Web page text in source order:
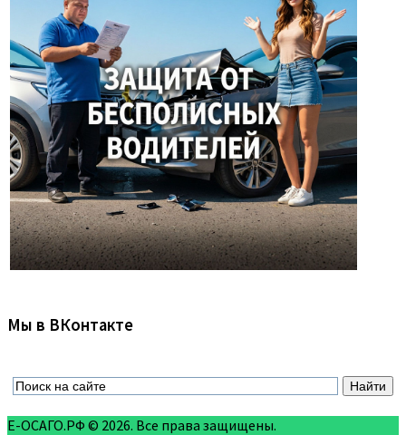
Мы в ВКонтакте
Е-ОСАГО.РФ © 2026. Все права защищены.